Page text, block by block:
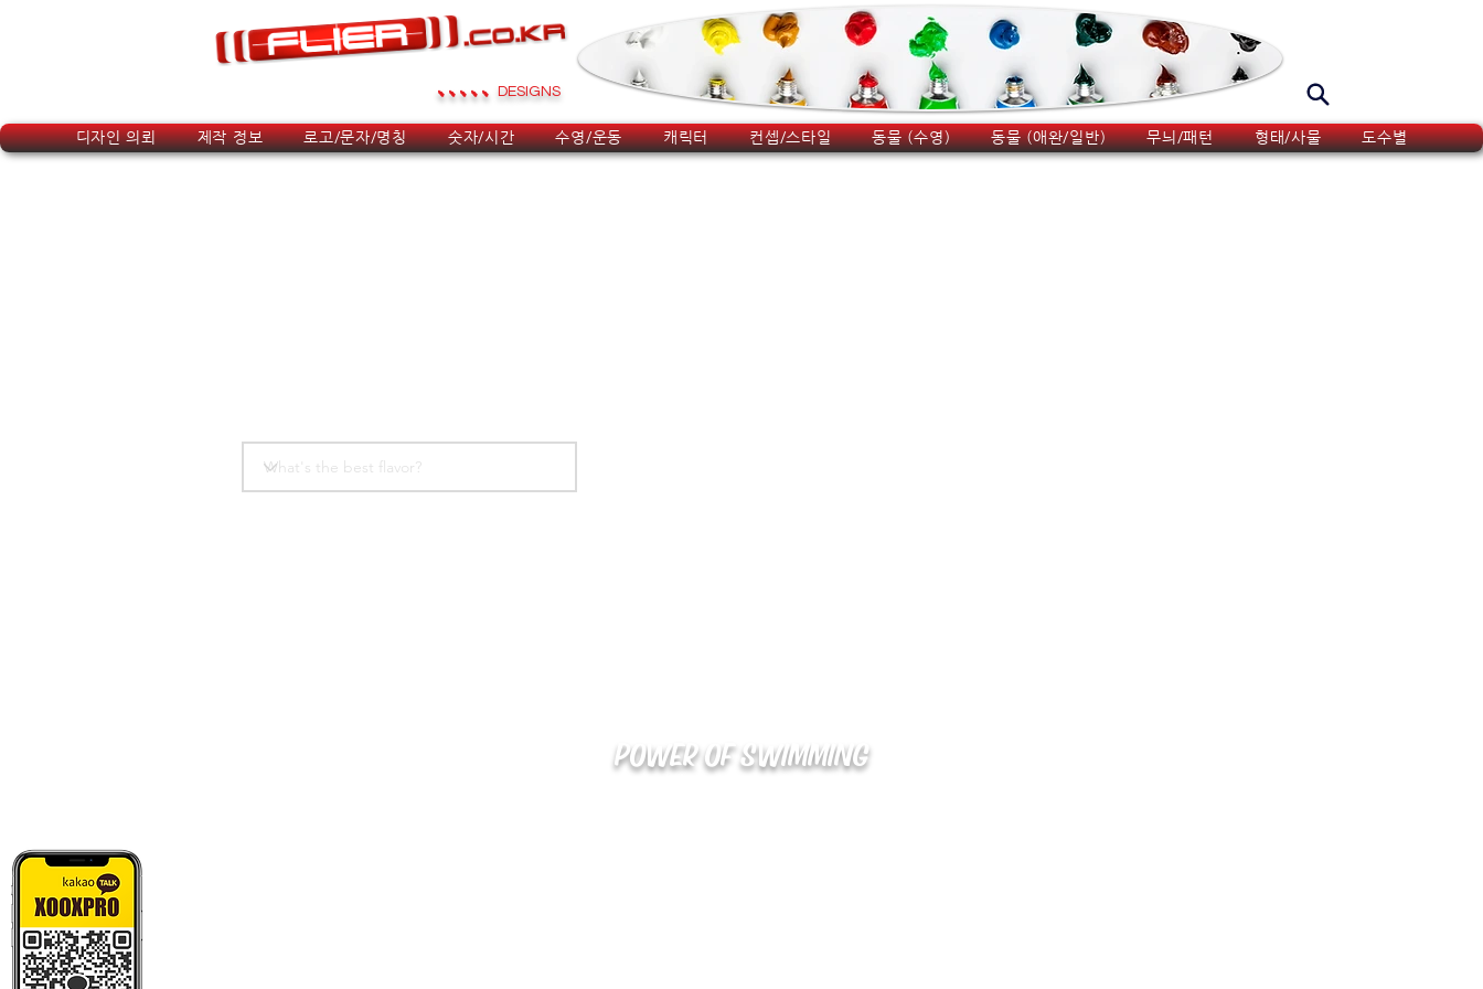
..... DESIGNS
디자인 의뢰 제작 정보 로고/문자/명칭 숫자/시간 수영/운동 캐릭터 컨셉/스타일 동물 (수영) 동물 (애완/일반) 무늬/패턴 형태/사물 도수별
POWER OF SWIMMING